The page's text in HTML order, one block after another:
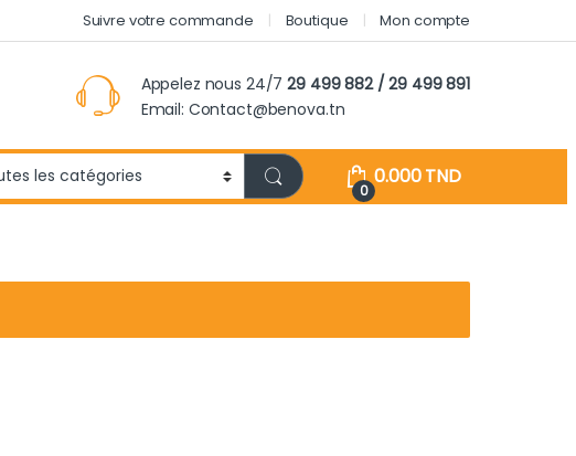
Suivre votre commande Boutique Mon compte
Appelez nous 24/729 499 882 / 29 499 891
Email: Contact@benova.tn
0
0.000TND